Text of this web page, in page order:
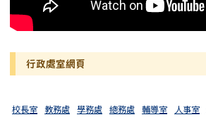
行政處室網頁
校長室 教務處 學務處 總務處 輔導室 人事室